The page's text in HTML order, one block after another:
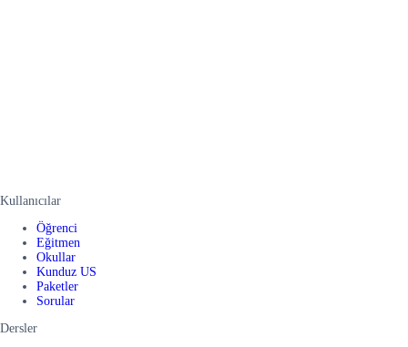
Kullanıcılar
Öğrenci
Eğitmen
Okullar
Kunduz US
Paketler
Sorular
Dersler